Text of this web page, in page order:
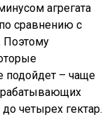
агрегата
сравнению с
Поэтому
подойдет – чаще
четырех гектар.